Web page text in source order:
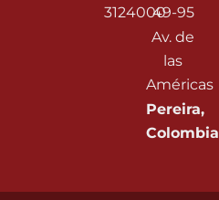
312400049-95
Av. de
las
Américas
Pereira,
Colombia